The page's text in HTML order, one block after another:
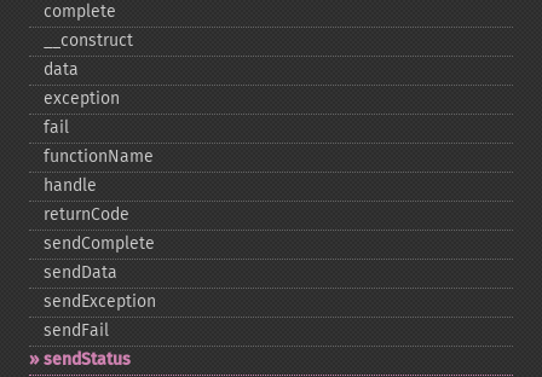
complete
_​_​construct
data
exception
fail
functionName
handle
returnCode
sendComplete
sendData
sendException
sendFail
sendStatus